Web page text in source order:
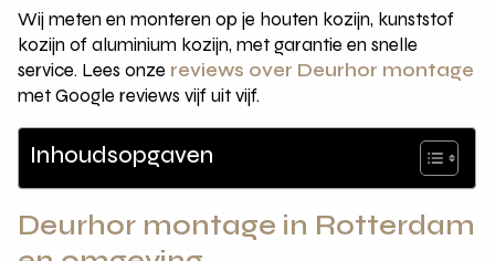
Wij meten en monteren op je houten kozijn, kunststof
kozijn of aluminium kozijn, met garantie en snelle
service. Lees onze reviews over Deurhor montage
met Google reviews vijf uit vijf.
Inhoudsopgaven
Deurhor montage in Rotterdam